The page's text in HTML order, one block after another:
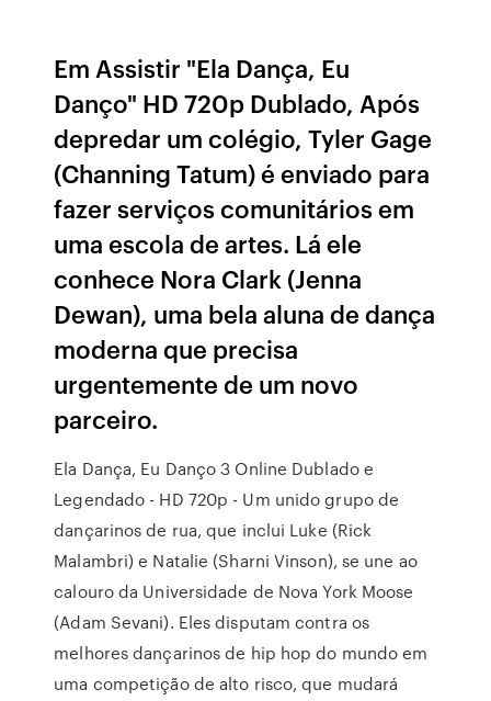
Em Assistir "Ela Dança, Eu
Danço" HD 720p Dublado, Após
depredar um colégio, Tyler Gage
(Channing Tatum) é enviado para
fazer serviços comunitários em
uma escola de artes. Lá ele
conhece Nora Clark (Jenna
Dewan), uma bela aluna de dança
moderna que precisa
urgentemente de um novo
parceiro.
Ela Dança, Eu Danço 3 Online Dublado e
Legendado - HD 720p - Um unido grupo de
dançarinos de rua, que inclui Luke (Rick
Malambri) e Natalie (Sharni Vinson), se une ao
calouro da Universidade de Nova York Moose
(Adam Sevani). Eles disputam contra os
melhores dançarinos de hip hop do mundo em
uma competição de alto risco, que mudará